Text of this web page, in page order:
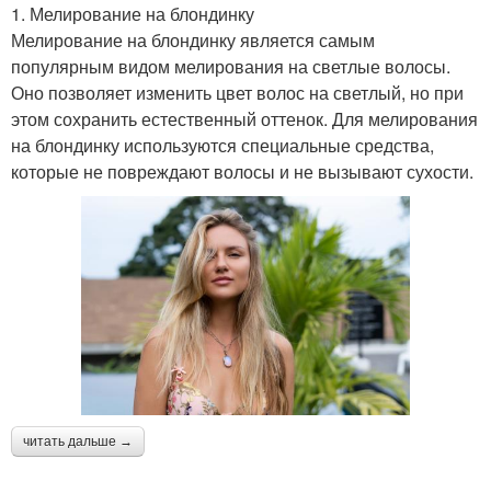
1. Мелирование на блондинку
Мелирование на блондинку является самым
популярным видом мелирования на светлые волосы.
Оно позволяет изменить цвет волос на светлый, но при
этом сохранить естественный оттенок. Для мелирования
на блондинку используются специальные средства,
которые не повреждают волосы и не вызывают сухости.
читать дальше →